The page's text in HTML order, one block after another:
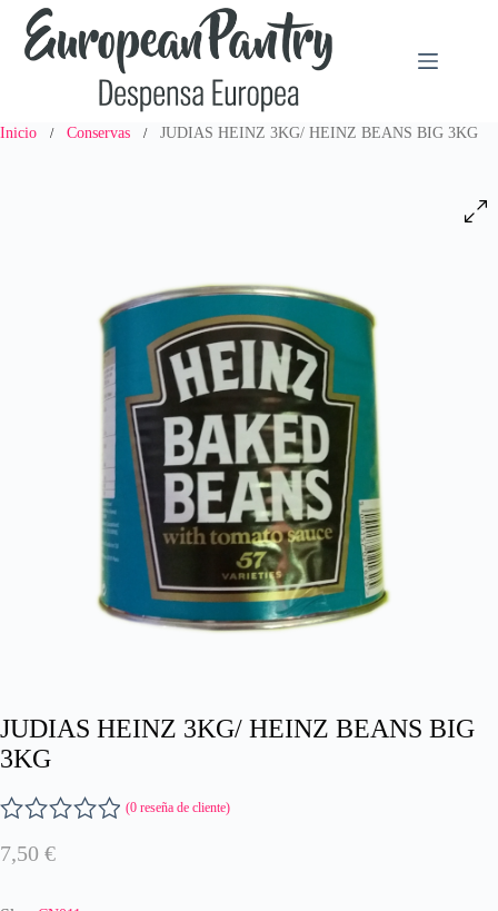
Saltar
contenido
Inicio / Conservas / JUDIAS HEINZ 3KG/ HEINZ BEANS BIG 3KG
JUDIAS HEINZ 3KG/ HEINZ BEANS BIG
3KG
V
a
(0 reseña de cliente)
7,50 €